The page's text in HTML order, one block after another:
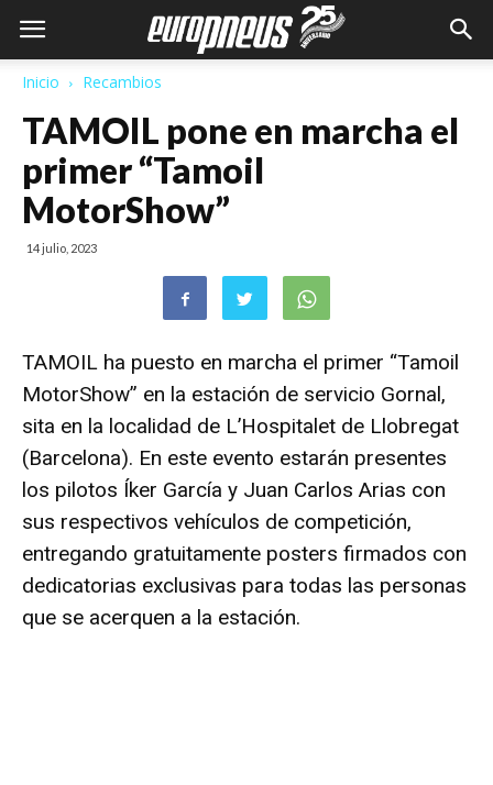
Inicio Recambios
TAMOIL pone en marcha el
primer “Tamoil
MotorShow”
14 julio, 2023
TAMOIL ha puesto en marcha el primer “Tamoil
MotorShow” en la estación de servicio Gornal,
sita en la localidad de L’Hospitalet de Llobregat
(Barcelona). En este evento estarán presentes
los pilotos Íker García y Juan Carlos Arias con
sus respectivos vehículos de competición,
entregando gratuitamente posters firmados con
dedicatorias exclusivas para todas las personas
que se acerquen a la estación.